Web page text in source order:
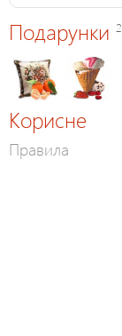
Подарунки 2
Корисне
Правила